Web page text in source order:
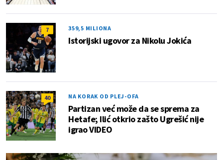
7 359,5 MILIONA
Istorijski ugovor za Nikolu Jokića
40 NA KORAK OD PLEJ-OFA
Partizan već može da se sprema za
Hetafe; Ilić otkrio zašto Ugrešić nije
igrao VIDEO